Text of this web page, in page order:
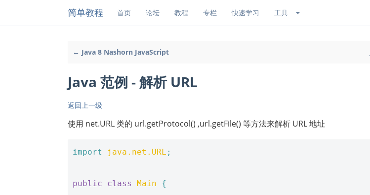
简单教程 首页 论坛 教程 专栏 快速学习 工具
← Java 8 Nashorn JavaScript
Java 范例 - 解析 URL
返回上一级
使用 net.URL 类的 url.getProtocol() ,url.getFile() 等方法来解析 URL 地址
import java.net.URL ;
public class Main
{